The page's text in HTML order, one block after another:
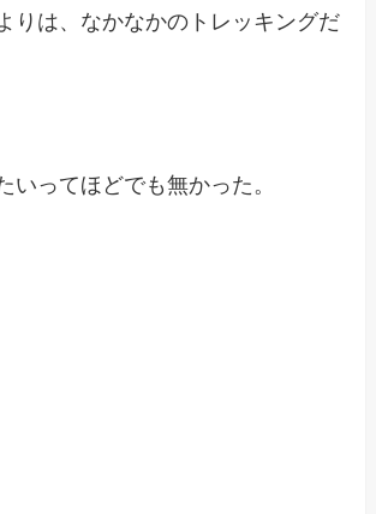
りは、なかなかのトレッキングだ
いってほどでも無かった。